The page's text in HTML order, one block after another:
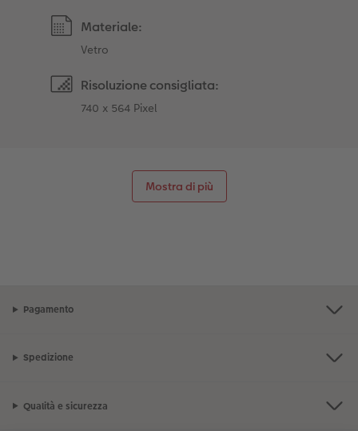
Materiale:
Vetro
Risoluzione consigliata:
740 x 564 Pixel
Mostra di più
Pagamento
Spedizione
Qualità e sicurezza